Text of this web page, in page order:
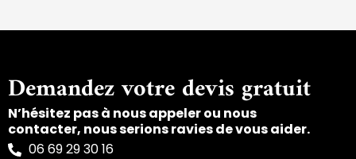
Demandez votre devis gratuit
N’hésitez pas à nous appeler ou nous
contacter, nous serions ravies de vous aider.
06 69 29 30 16